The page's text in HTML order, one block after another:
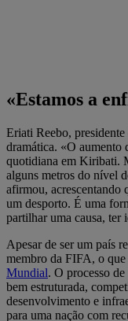
«Estamos a
Eriati Reebo,
dramática. «O aumento
quotidiana em Kiribati.
alguns metros do nível
afirmou, acrescentando
um desporto. É uma
partilhar uma causa, ter
Apesar de ser um país
membro da FIFA, o
Mundial. O processo
bem estruturada,
desenvolvimento e
para uma nação com